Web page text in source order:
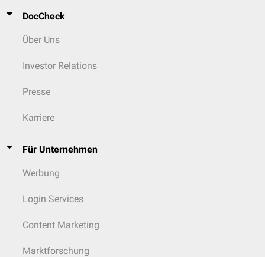
DocCheck
Über Uns
Investor Relations
Presse
Karriere
Für Unternehmen
Werbung
Login Services
Content Marketing
Marktforschung